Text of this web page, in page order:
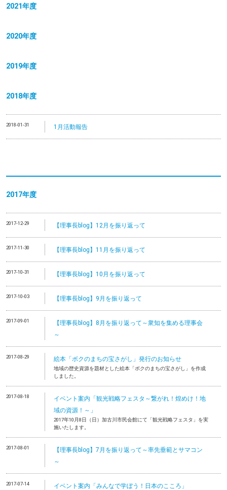
2021年度
2020年度
2019年度
2018年度
2018-01-31 1月活動報告
2017年度
2017-12-29 【理事長blog】12月を振り返って
2017-11-30 【理事長blog】11月を振り返って
2017-10-31 【理事長blog】10月を振り返って
2017-10-03 【理事長blog】9月を振り返って
2017-09-01
【理事長blog】8月を振り返って～衆知を集める理事会
～
2017-08-29 絵本「ボクのまちの宝さがし」発行のお知らせ
地域の歴史資源を題材とした絵本「ボクのまちの宝さがし」を作成
しました。
2017-08-18
イベント案内「観光戦略フェスタ～繋がれ！煌めけ！地
域の資源！～」
2017年10月8日（日）加古川市民会館にて「観光戦略フェスタ」を実
施いたします。
2017-08-01
【理事長blog】7月を振り返って～率先垂範とサマコン
～
2017-07-14 イベント案内「みんなで学ぼう！日本のこころ」